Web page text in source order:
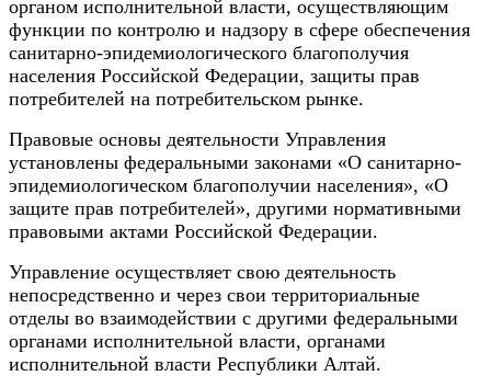
органом исполнительной власти, осуществляющим
функции по контролю и надзору в сфере обеспечения
санитарно-эпидемиологического благополучия
населения Российской Федерации, защиты прав
потребителей на потребительском рынке.
Правовые основы деятельности Управления
установлены федеральными законами «О санитарно-
эпидемиологическом благополучии населения», «О
защите прав потребителей», другими нормативными
правовыми актами Российской Федерации.
Управление осуществляет свою деятельность
непосредственно и через свои территориальные
отделы во взаимодействии с другими федеральными
органами исполнительной власти, органами
исполнительной власти Республики Алтай.